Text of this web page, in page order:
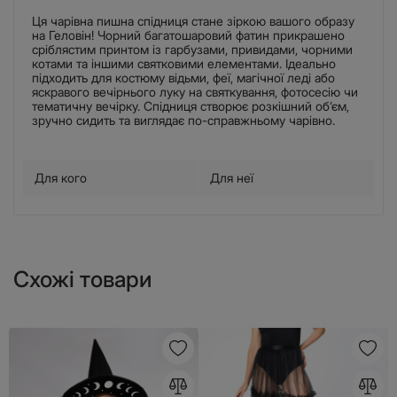
Ця чарівна пишна спідниця стане зіркою вашого образу
на Геловін! Чорний багатошаровий фатин прикрашено
сріблястим принтом із гарбузами, привидами, чорними
котами та іншими святковими елементами. Ідеально
підходить для костюму відьми, феї, магічної леді або
яскравого вечірнього луку на святкування, фотосесію чи
тематичну вечірку. Спідниця створює розкішний об’єм,
зручно сидить та виглядає по-справжньому чарівно.
Для кого Для неї
Схожі товари